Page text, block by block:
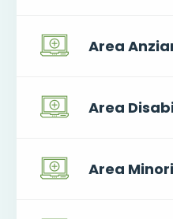
Area
Area
Area